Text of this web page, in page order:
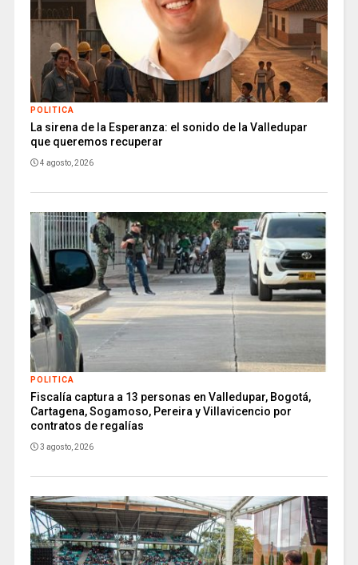
POLITICA
La sirena de la Esperanza: el sonido de la Valledupar
que queremos recuperar
4 agosto, 2026
POLITICA
Fiscalía captura a 13 personas en Valledupar, Bogotá,
Cartagena, Sogamoso, Pereira y Villavicencio por
contratos de regalías
3 agosto, 2026